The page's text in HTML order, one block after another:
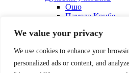
We value your privacy
We use cookies to enhance your
personalized ads or content, and
Ошо
Памела Крибе
Екхарт Толе
Всичко по темата
Аналитична психология